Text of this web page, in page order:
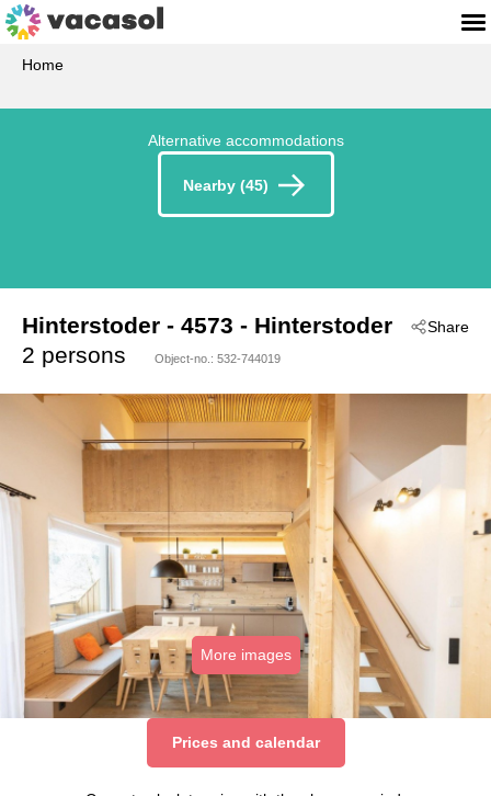
Home
Alternative accommodations
Nearby (45)
Share
Hinterstoder - 4573 - Hinterstoder
2 persons
Object-no.: 532-744019
More images
Prices and calendar